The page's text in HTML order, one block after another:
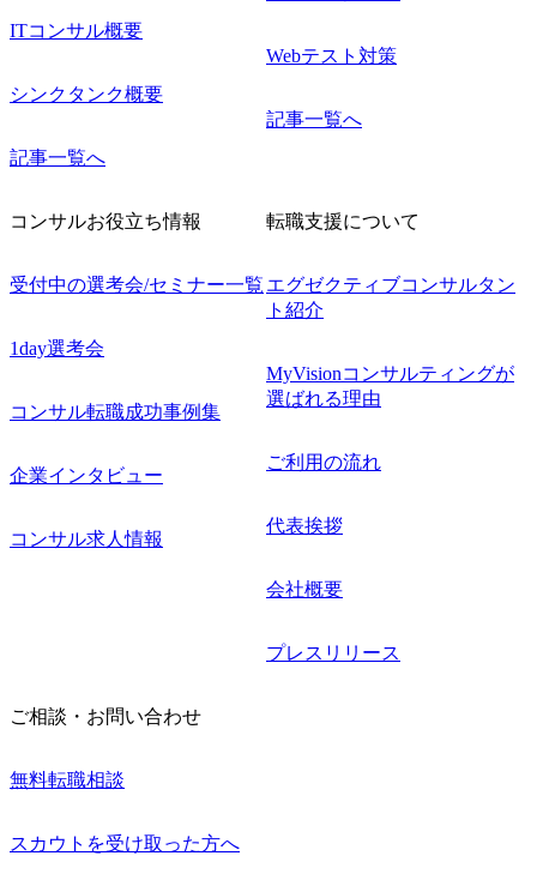
ITコンサル概要
シンクタンク概要
記事一覧へ
Webテスト対策
記事一覧へ
コンサルお役立ち情報
受付中の選考会/セミナー一覧
1day選考会
コンサル転職成功事例集
企業インタビュー
コンサル求人情報
転職支援について
エグゼクティブコンサルタン
ト紹介
MyVisionコンサルティングが
選ばれる理由
ご利用の流れ
代表挨拶
会社概要
プレスリリース
ご相談・お問い合わせ
無料転職相談
スカウトを受け取った方へ